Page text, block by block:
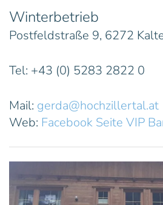
Winterbetrieb
Postfeldstraße 9, 6272
Tel: +43 (0) 5283 2822 0
Mail: gerda@hochzillertal.at
Web: Facebook Seite VIP